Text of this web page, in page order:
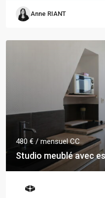
Anne RIANT
480 € / mensuel CC
Studio meublé avec